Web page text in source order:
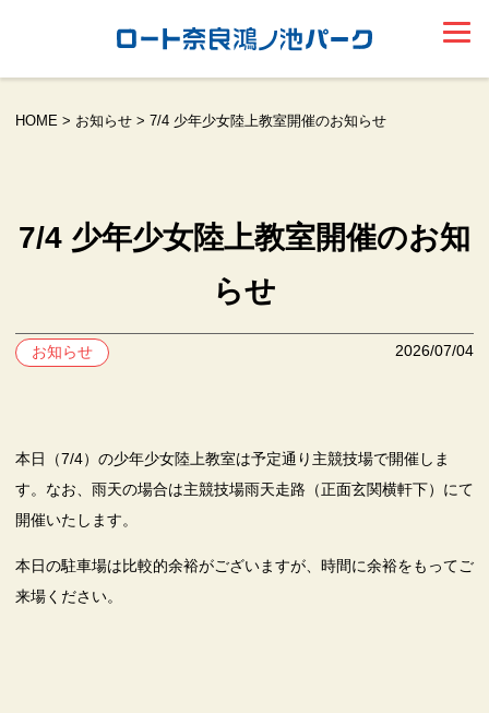
HOME > お知らせ > 7/4 少年少女陸上教室開催のお知らせ
7/4 少年少女陸上教室開催のお知
らせ
お知らせ 2026/07/04
本日（7/4）の少年少女陸上教室は予定通り主競技場で開催しま
す。なお、雨天の場合は主競技場雨天走路（正面玄関横軒下）にて
開催いたします。
本日の駐車場は比較的余裕がございますが、時間に余裕をもってご
来場ください。